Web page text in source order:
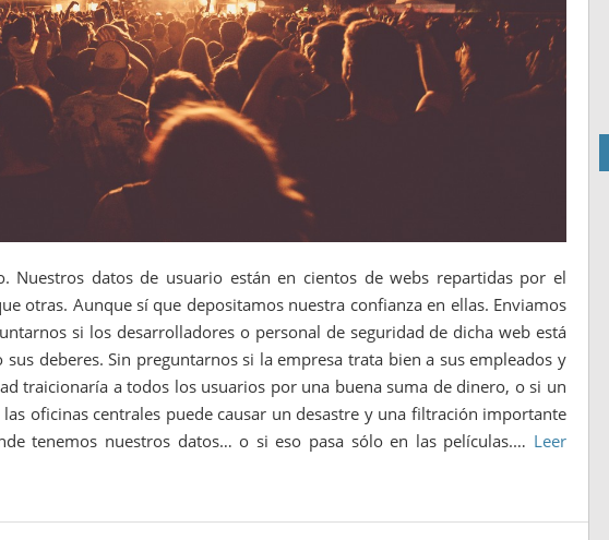
Nuestros datos de usuario están en cientos de webs repartidas por el
otras. Aunque sí que depositamos nuestra confianza en ellas. Enviamos
si los desarrolladores o personal de seguridad de dicha web está
deberes. Sin preguntarnos si la empresa trata bien a sus empleados y
traicionaría a todos los usuarios por una buena suma de dinero, o si un
oficinas centrales puede causar un desastre y una filtración importante
tenemos nuestros datos… o si eso pasa sólo en las películas.… Leer